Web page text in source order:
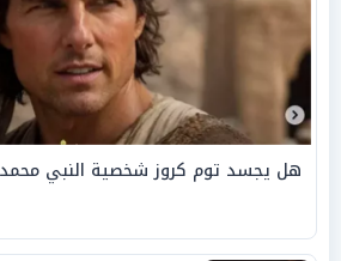
هل يجسد توم كروز شخصية النبي